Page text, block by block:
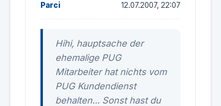
Parci 12.07.2007, 22:07
Hihi, hauptsache der
ehemalige PUG
Mitarbeiter hat nichts vom
PUG Kundendienst
behalten... Sonst hast du